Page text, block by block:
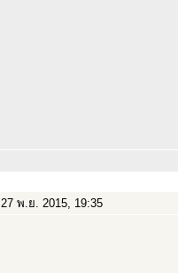
27 พ.ย. 2015, 19:35